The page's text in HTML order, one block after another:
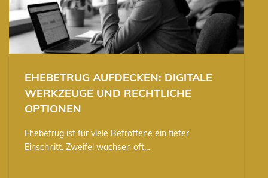
EHEBETRUG AUFDECKEN: DIGITALE
WERKZEUGE UND RECHTLICHE
OPTIONEN
Ehebetrug ist für viele Betroffene ein tiefer
Einschnitt. Zweifel wachsen oft…